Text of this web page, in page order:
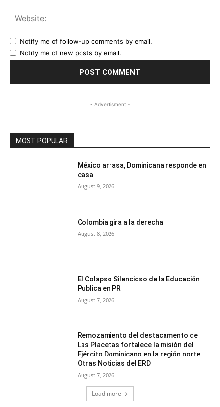
Notify me of follow-up comments by email.
Notify me of new posts by email.
- Advertisment -
MOST POPULAR
México arrasa, Dominicana responde en
casa
August 9, 2026
Colombia gira a la derecha
August 8, 2026
El Colapso Silencioso de la Educación
Publica en PR
August 7, 2026
Remozamiento del destacamento de
Las Placetas fortalece la misión del
Ejército Dominicano en la región norte.
Otras Noticias del ERD
August 7, 2026
Load more